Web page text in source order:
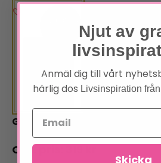
God energi
Njut av
Anmäl dig till vårt
härlig dos Livsinspiration
Skicka